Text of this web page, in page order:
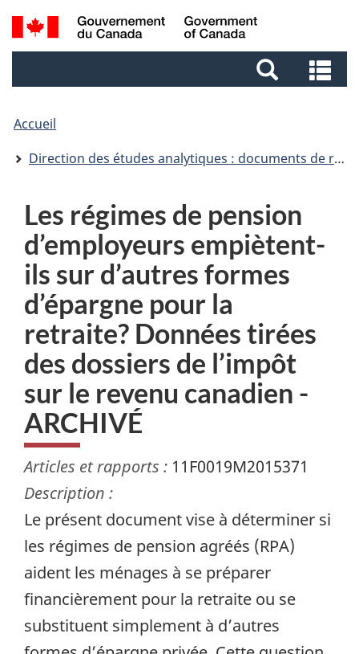
Aller
au
Aller
au
Passer
à
Recherche
et
et
Accueil
Direction des études analytiques : documents de recherche
Les régimes de pension
d’employeurs empiètent-
ils sur d’autres formes
d’épargne pour la
retraite? Données tirées
des dossiers de l’impôt
sur le revenu canadien -
ARCHIVÉ
Articles et rapports : 11F0019M2015371
Description :
Le présent document vise à déterminer si
les régimes de pension agréés (RPA)
aident les ménages à se préparer
financièrement pour la retraite ou se
substituent simplement à d’autres